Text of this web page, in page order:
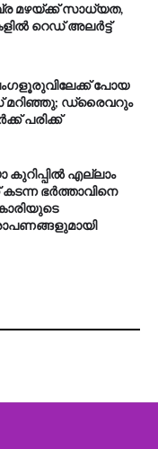
മ​ഴ​യ്ക്ക് സാ​ധ്യ​ത,
റെ​ഡ് അ​ലർ​ട്ട്
പോയ
ഡ്രൈവറും
പരിക്ക്
എല്ലാം
ഭർത്താവിനെ